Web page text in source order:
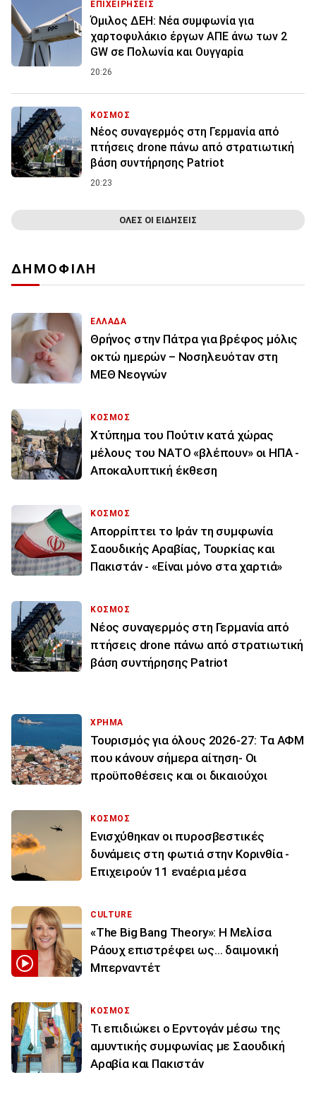
ΕΠΙΧΕΙΡΗΣΕΙΣ
Όμιλος ΔΕΗ: Νέα συμφωνία για
χαρτοφυλάκιο έργων ΑΠΕ άνω των 2
GW σε Πολωνία και Ουγγαρία
20:26
ΚΟΣΜΟΣ
Νέος συναγερμός στη Γερμανία από
πτήσεις drone πάνω από στρατιωτική
βάση συντήρησης Patriot
20:23
ΟΛΕΣ ΟΙ ΕΙΔΗΣΕΙΣ
ΔΗΜΟΦΙΛΗ
ΕΛΛΑΔΑ
Θρήνος στην Πάτρα για βρέφος μόλις
οκτώ ημερών – Νοσηλευόταν στη
ΜΕΘ Νεογνών
ΚΟΣΜΟΣ
Χτύπημα του Πούτιν κατά χώρας
μέλους του ΝΑΤΟ «βλέπουν» οι ΗΠΑ -
Αποκαλυπτική έκθεση
ΚΟΣΜΟΣ
Απορρίπτει το Ιράν τη συμφωνία
Σαουδικής Αραβίας, Τουρκίας και
Πακιστάν - «Είναι μόνο στα χαρτιά»
ΚΟΣΜΟΣ
Νέος συναγερμός στη Γερμανία από
πτήσεις drone πάνω από στρατιωτική
βάση συντήρησης Patriot
ΧΡΗΜΑ
Τουρισμός για όλους 2026-27: Τα ΑΦΜ
που κάνουν σήμερα αίτηση- Οι
προϋποθέσεις και οι δικαιούχοι
ΚΟΣΜΟΣ
Ενισχύθηκαν οι πυροσβεστικές
δυνάμεις στη φωτιά στην Κορινθία -
Επιχειρούν 11 εναέρια μέσα
CULTURE
«The Big Bang Theory»: Η Μελίσα
Ράουχ επιστρέφει ως… δαιμονική
Μπερναντέτ
ΚΟΣΜΟΣ
Τι επιδιώκει ο Ερντογάν μέσω της
αμυντικής συμφωνίας με Σαουδική
Αραβία και Πακιστάν